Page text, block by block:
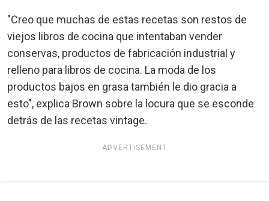
"Creo que muchas de estas recetas son restos de
viejos libros de cocina que intentaban vender
conservas, productos de fabricación industrial y
relleno para libros de cocina. La moda de los
productos bajos en grasa también le dio gracia a
esto", explica Brown sobre la locura que se esconde
detrás de las recetas vintage.
ADVERTISEMENT